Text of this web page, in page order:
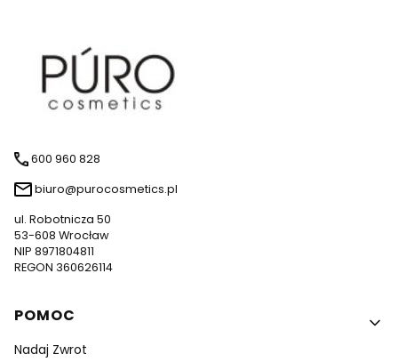
600 960 828
biuro@purocosmetics.pl
ul. Robotnicza 50
53-608 Wrocław
NIP 8971804811
REGON 360626114
Linki w stopce
POMOC
Nadaj Zwrot